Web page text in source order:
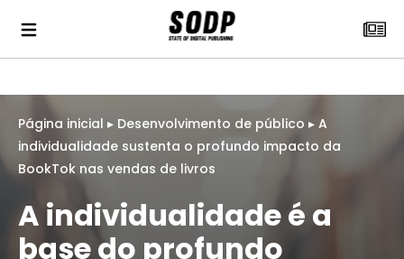
Página inicial ▸ Desenvolvimento de público ▸ A
individualidade sustenta o profundo impacto da
BookTok nas vendas de livros
A individualidade é a
base do profundo